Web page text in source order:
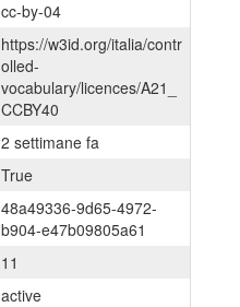
cc-by-04
https://w3id.org/italia/contr
olled-
vocabulary/licences/A21_
CCBY40
2 settimane fa
True
48a49336-9d65-4972-
b904-e47b09805a61
11
active